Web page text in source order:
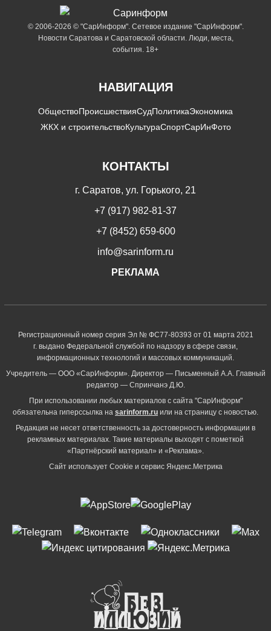
© 2006-2026 © "СарИнформ". Сетевое издание "СарИнформ".
Новости Саратова и Саратовской области. Люди, места,
события. 18+
НАВИГАЦИЯ
ОбществоПроисшествияСудПолитикаЭкономика
ЖКХ и строительствоКультураСпортСарИнФото
КОНТАКТЫ
г. Саратов, ул. Горького, 21
+7 (917) 982-81-37
+7 (8452) 659-600
info@sarinform.ru
РЕКЛАМА
Регистрационный номер серия Эл № ФС77-80393 от 01 марта 2021
г. выдано Федеральной службой по надзору в сфере связи,
информационных технологий и массовых коммуникаций.
Учредитель — ООО «СарИнформ». Директор — Письменный А.А. Главный
редактор — Спринчанэ Д.Ю.
При использовании любых материалов с сайта "СарИнформ"
обязательна гиперссылка на sarinform.ru или на страницу с новостью.
Редакция не несет ответственность за достоверность информации в
рекламных материалах. Такие материалы выходят с пометкой
«Партнёрский материал» и «Реклама».
Сайт использует Cookie и сервиc Яндекс.Метрика